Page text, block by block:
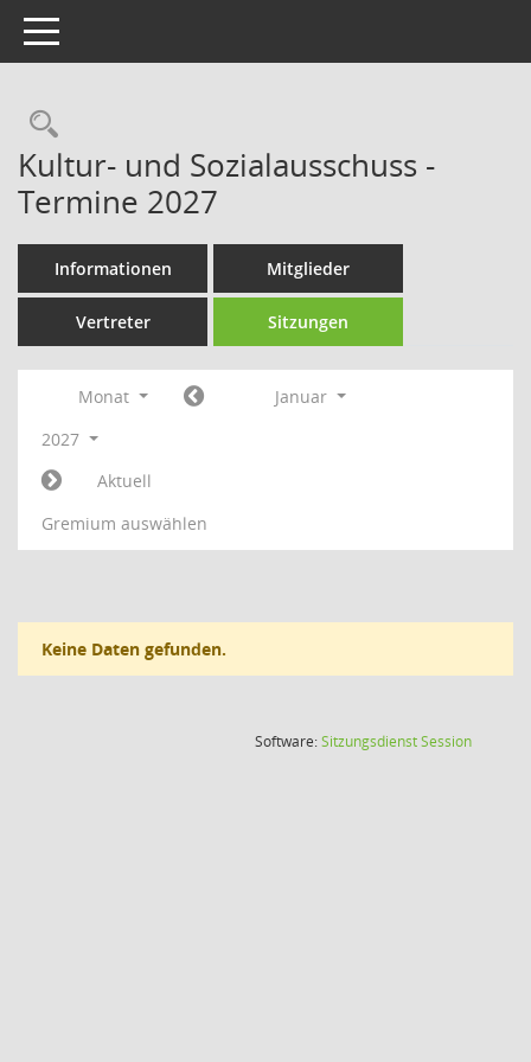
Toggle navigation
Rechercheauswahl
Kultur- und Sozialausschuss -
Termine 2027
Informationen Mitglieder
Vertreter Sitzungen
Monat
Januar
2027
Aktuell
Gremium auswählen
Keine Daten gefunden.
Software:SitzungsdienstSession(Wird in